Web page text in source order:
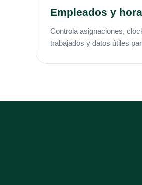
Empleados y
Controla asignaciones,
trabajados y datos útiles